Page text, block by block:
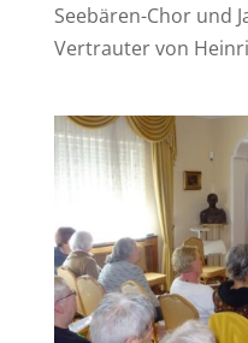
Seebären-Chor und
Vertrauter von